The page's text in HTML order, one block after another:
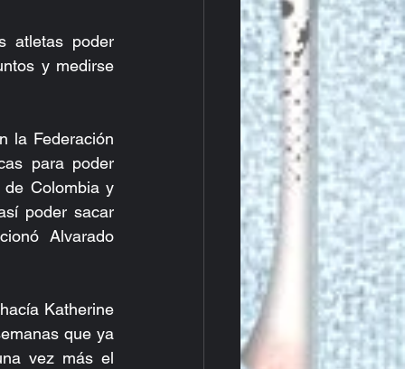
atletas poder
y medirse
la Federación
para poder
Colombia y
poder sacar
Alvarado
Katherine
que ya
vez más el